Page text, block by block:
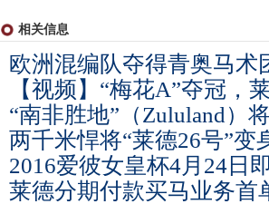
相关信息
欧洲混编队夺得青奥马术
【视频】“梅花A”夺冠，
“南非胜地”（Zululand）
两千米悍将“莱德26号”变
2016爱彼女皇杯4月24日
莱德分期付款买马业务首